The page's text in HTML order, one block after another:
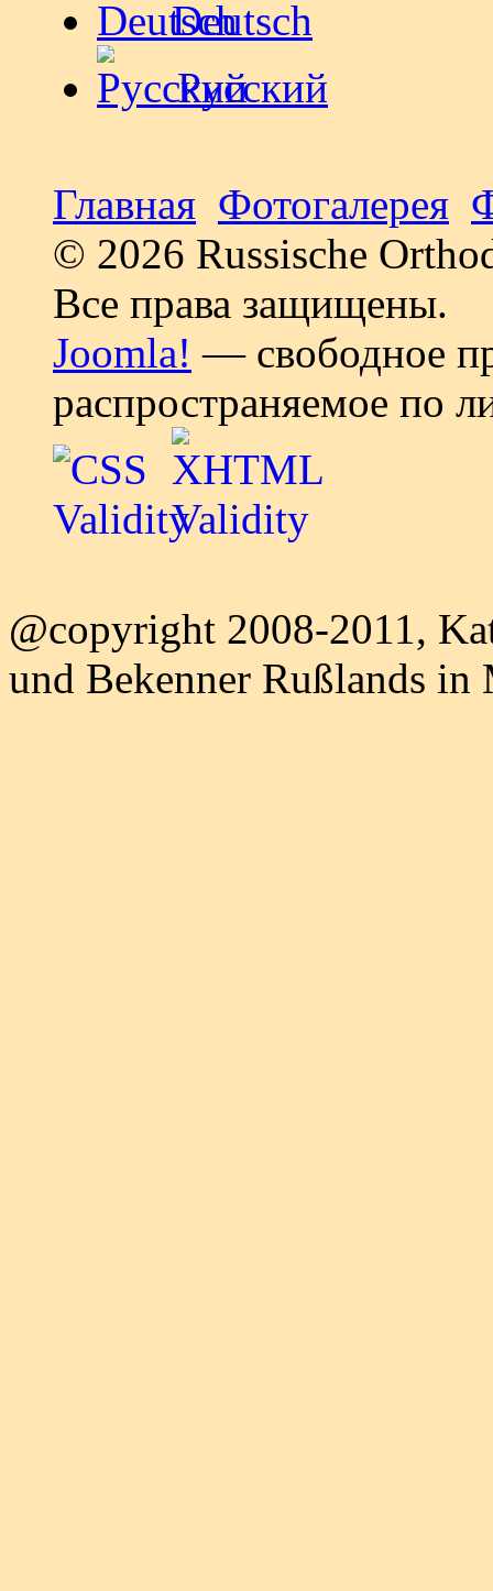
Deutsch
Русский
Главная Фотогалерея
© 2026 Russische
Все права защищены.
Joomla! — свободное
распространяемое по
@copyright 2008-2011,
und Bekenner Rußlands in